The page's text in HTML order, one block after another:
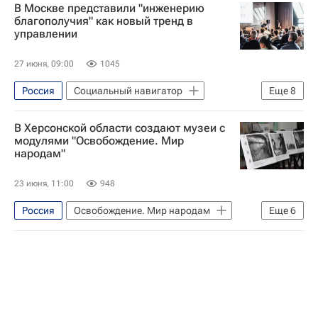
Компания
Форум Общество
В Москве представили "инженерию
благополучия" как новый тренд в
управлении
27 июня, 09:00 1045
Еще8
Россия
Социальный навигатор
Кирилл Котов
Москва
Форум
женщины
Бизнес
Благополучие
Человек
В Херсонской области создают музеи с
модулями "Освобождение. Мир
народам"
23 июня, 11:00 948
Еще6
Россия
Освобождение. Мир народам
Освобождение. Путь к Победе